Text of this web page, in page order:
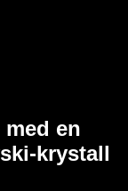
en
krystall